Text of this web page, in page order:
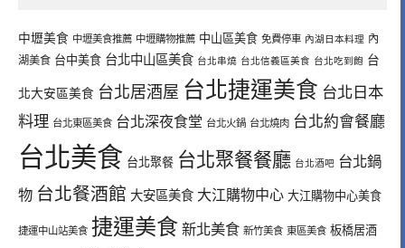
中壢美食 中壢美食推薦 中壢購物推薦 中山區美食 免費停車 內湖日本料理 內
湖美食 台中美食 台北中山區美食 台北串燒 台北信義區美食 台北吃到飽 台
北大安區美食 台北居酒屋 台北捷運美食 台北日本
料理 台北東區美食 台北深夜食堂 台北火鍋 台北燒肉 台北約會餐廳
台北美食 台北聚餐 台北聚餐餐廳 台北酒吧 台北鍋
物 台北餐酒館 大安區美食 大江購物中心 大江購物中心美食
捷運中山站美食 捷運美食 新北美食 新竹美食 東區美食 板橋居酒